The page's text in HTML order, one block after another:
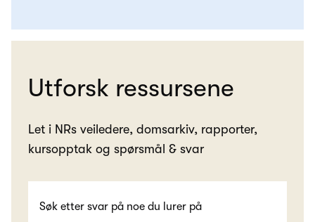
Utforsk ressursene
Let i NRs veiledere, domsarkiv, rapporter,
kursopptak og spørsmål & svar